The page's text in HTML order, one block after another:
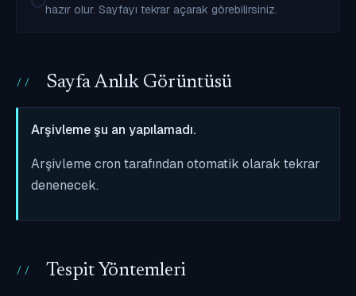
hazır olur. Sayfayı tekrar açarak görebilirsiniz.
Sayfa Anlık Görüntüsü
Arşivleme şu an yapılamadı.
Arşivleme cron tarafından otomatik olarak tekrar
denenecek.
Tespit Yöntemleri